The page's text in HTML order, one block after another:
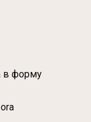
в форму